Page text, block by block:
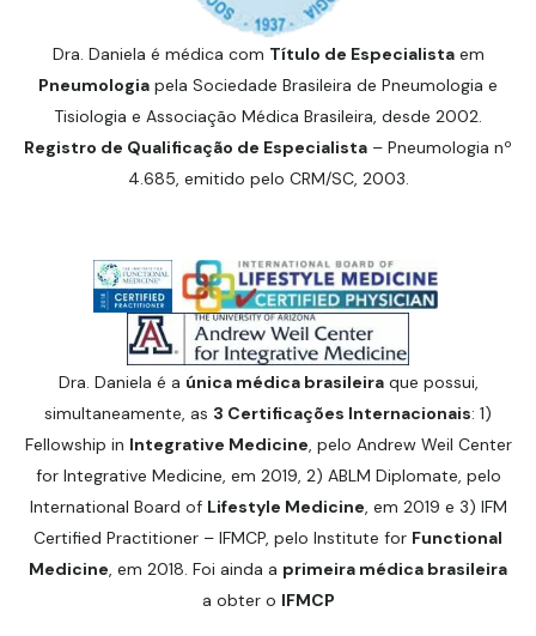
Dra. Daniela é médica com Título de Especialistaem
Pneumologia pela Sociedade Brasileira de Pneumologia e
Tisiologia e Associação Médica Brasileira, desde 2002.
Registro de Qualificação de Especialista – Pneumologia nº
4.685, emitido pelo CRM/SC, 2003.
Dra. Daniela é a única médica brasileiraque possui,
simultaneamente, as 3 Certificações Internacionais: 1)
Fellowship in Integrative Medicine , pelo Andrew Weil Center
for Integrative Medicine, em 2019, 2) ABLM Diplomate, pelo
International Board of Lifestyle Medicine , em 2019 e 3) IFM
Certified Practitioner – IFMCP, pelo Institute for Functional
Medicine , em 2018. Foi ainda a primeira médica brasileira
a obter o IFMCP